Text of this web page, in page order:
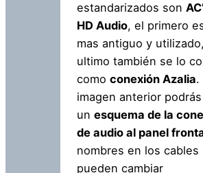
estandarizados son
HD Audio, el primero
mas antiguo y
ultimo también se lo
como conexión Azalia.
imagen anterior
un esquema de la
de audio al panel
nombres en los cables
pueden cambiar